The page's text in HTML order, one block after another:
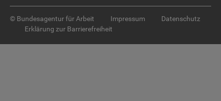
© Bundesagentur für Arbeit Impressum
Datenschutz
Erklärung zur Barrierefreiheit